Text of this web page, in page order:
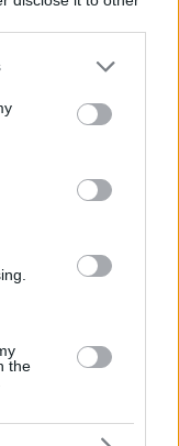
or more Google
You may click to
party tags to
in below Google
the